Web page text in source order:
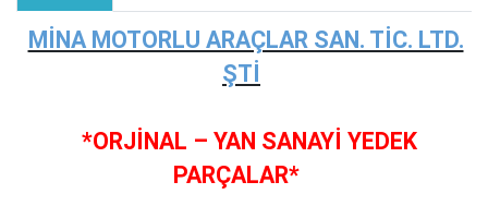
MİNA MOTORLU ARAÇLAR SAN. TİC. LTD.
ŞTİ
*ORJİNAL – YAN SANAYİ YEDEK
PARÇALAR*